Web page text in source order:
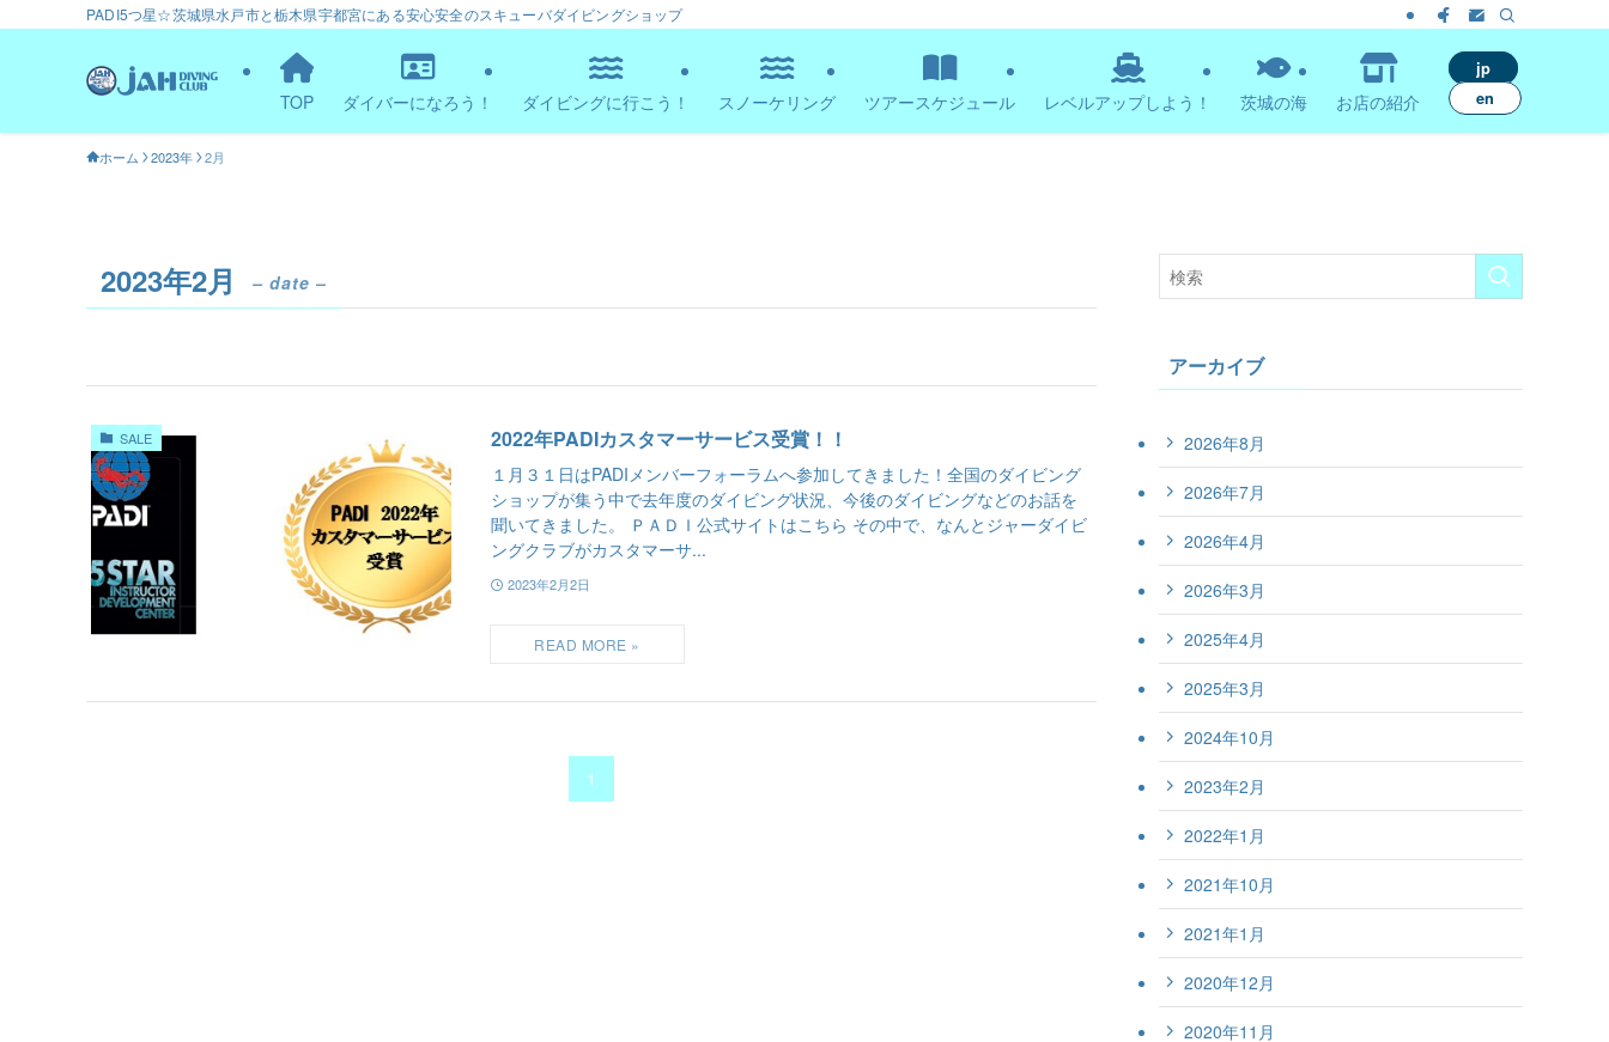
PADI5つ星☆茨城県水戸市と栃木県宇都宮にある安心安全のスキューバダイビングショップ
TOP ダイバーになろう！ ダイビングに行こう！ スノーケリング ツアースケジュール レベルアップしよう！ 茨城の海 お店の紹介
jp
en
ホーム 2023年 2月
2023年2月 – date –
SALE 2022年PADIカスタマーサービス受賞！！
１月３１日はPADIメンバーフォーラムへ参加してきました！全国のダイビング
ショップが集う中で去年度のダイビング状況、今後のダイビングなどのお話を
聞いてきました。 ＰＡＤＩ公式サイトはこちら その中で、なんとジャーダイビ
ングクラブがカスタマーサ...
2023年2月2日
1
アーカイブ
2026年8月
2026年7月
2026年4月
2026年3月
2025年4月
2025年3月
2024年10月
2023年2月
2022年1月
2021年10月
2021年1月
2020年12月
2020年11月